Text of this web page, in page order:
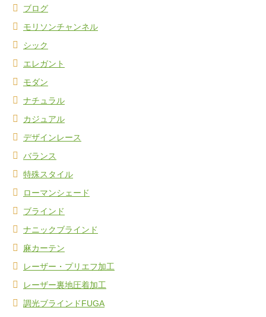
ブログ
モリソンチャンネル
シック
エレガント
モダン
ナチュラル
カジュアル
デザインレース
バランス
特殊スタイル
ローマンシェード
ブラインド
ナニックブラインド
麻カーテン
レーザー・プリエフ加工
レーザー裏地圧着加工
調光ブラインドFUGA